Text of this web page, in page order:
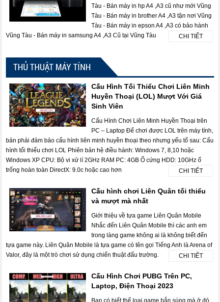
Tàu - Bán máy in hp A4 ,A3 cũ như mới Vũng
Tàu - Bán máy in brother A4 ,A3 tận nơi Vũng
Tàu - Bán máy in epson A4 ,A3 có bảo hành
Vũng Tàu - Bán máy in samsung A4 ,A3 Cũ tại Vũng Tàu
CHI TIẾT
THỦ THUẬT MÁY TÍNH
Cấu Hình Tối Thiểu Chơi Liên Minh
Huyền Thoại (LOL) Mượt Với Giá
Sinh Viên
Cấu Hình Chơi Liên Minh Huyền Thoại trên
PC – Laptop Để chơi được LOL trên máy tính,
bản phải đảm bảo cấu hình liên minh huyền thoại theo nhưng yếu tố sau: Cấu
hình tối thiểu chơi LOL Phiên bản hệ điều hành: Windows 7, 8,10 hoặc
Windows XP CPU: Bộ vi xử lí 2GHz RAM PC: 4GB Ổ cứng HDD: 10GHz ổ
trống hoàn toàn DirectX: 9.0c hoặc cao hơn
CHI TIẾT
Cấu hình chơi Liên Quân tối thiểu
và mượt mà nhất
Giới thiệu về tựa game Liên Quân Mobile
Nhắc đến Liên Quân Mobile thì các anh em
trong làng game không ai là không biết đến
tựa game này. Liên Quân Mobile là tựa game có tên gọi Tiếng Anh là Arena of
Valor, đây là một trò chơi sử dụng chiến thuật đấu trường.
CHI TIẾT
Cấu Hình Chơi PUBG Trên PC,
Laptop, Điện Thoại 2023
Bạn có biết thể loại game bắn súng mà ở đó